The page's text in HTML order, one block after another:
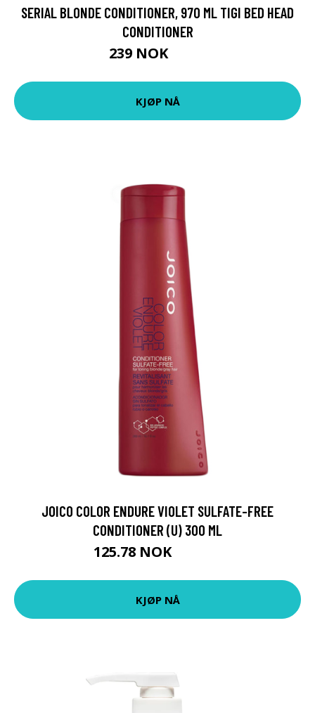
SERIAL BLONDE CONDITIONER, 970 ML TIGI BED HEAD
CONDITIONER
239 NOK
KJØP NÅ
JOICO COLOR ENDURE VIOLET SULFATE-FREE
CONDITIONER (U) 300 ML
125.78 NOK
KJØP NÅ